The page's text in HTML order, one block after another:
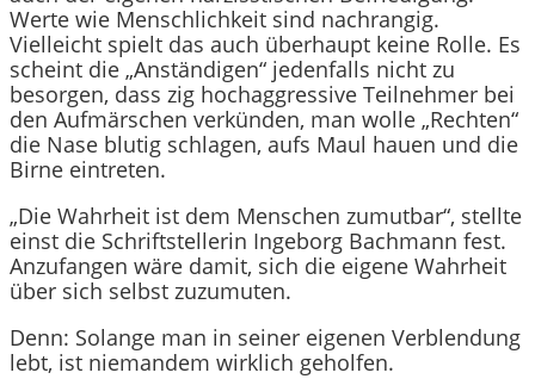
Werte wie Menschlichkeit sind nachrangig.
Vielleicht spielt das auch überhaupt keine Rolle. Es
scheint die „Anständigen“ jedenfalls nicht zu
besorgen, dass zig hochaggressive Teilnehmer bei
den Aufmärschen verkünden, man wolle „Rechten“
die Nase blutig schlagen, aufs Maul hauen und die
Birne eintreten.
„Die Wahrheit ist dem Menschen zumutbar“, stellte
einst die Schriftstellerin Ingeborg Bachmann fest.
Anzufangen wäre damit, sich die eigene Wahrheit
über sich selbst zuzumuten.
Denn: Solange man in seiner eigenen Verblendung
lebt, ist niemandem wirklich geholfen.